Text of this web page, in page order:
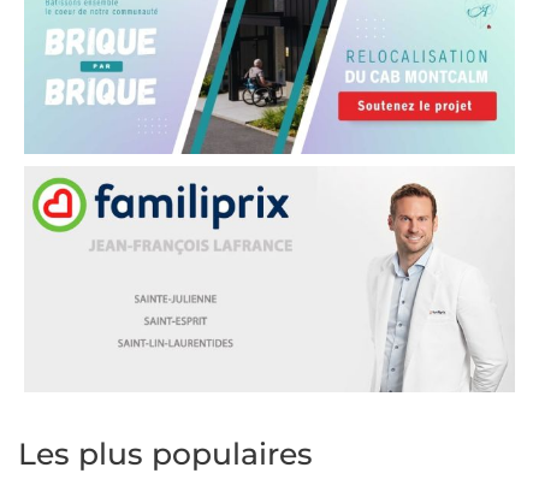
Les plus populaires